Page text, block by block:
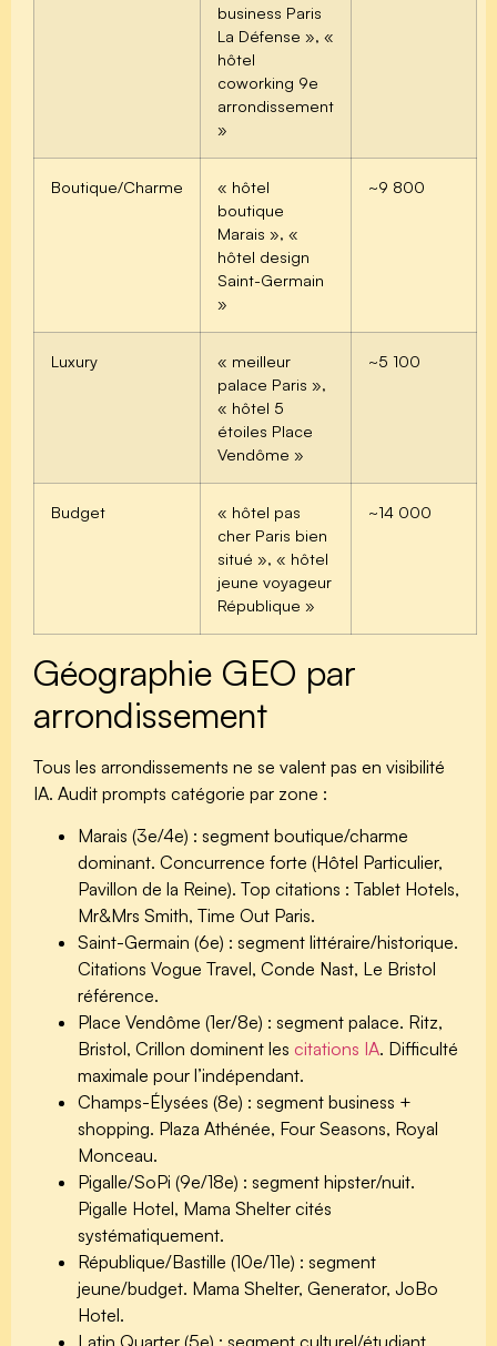
business Paris
La Défense », «
hôtel
coworking 9e
arrondissement
»
Boutique/Charme
« hôtel
boutique
Marais », «
hôtel design
Saint-Germain
»
~9 800
Luxury
« meilleur
palace Paris »,
« hôtel 5
étoiles Place
Vendôme »
~5 100
Budget
« hôtel pas
cher Paris bien
situé », « hôtel
jeune voyageur
République »
~14 000
Géographie GEO par
arrondissement
Tous les arrondissements ne se valent pas en visibilité
IA. Audit prompts catégorie par zone :
Marais (3e/4e) : segment boutique/charme
dominant. Concurrence forte (Hôtel Particulier,
Pavillon de la Reine). Top citations : Tablet Hotels,
Mr&Mrs Smith, Time Out Paris.
Saint-Germain (6e) : segment littéraire/historique.
Citations Vogue Travel, Conde Nast, Le Bristol
référence.
Place Vendôme (1er/8e) : segment palace. Ritz,
Bristol, Crillon dominent les citations IA. Difficulté
maximale pour l’indépendant.
Champs-Élysées (8e) : segment business +
shopping. Plaza Athénée, Four Seasons, Royal
Monceau.
Pigalle/SoPi (9e/18e) : segment hipster/nuit.
Pigalle Hotel, Mama Shelter cités
systématiquement.
République/Bastille (10e/11e) : segment
jeune/budget. Mama Shelter, Generator, JoBo
Hotel.
Latin Quarter (5e) : segment culturel/étudiant.